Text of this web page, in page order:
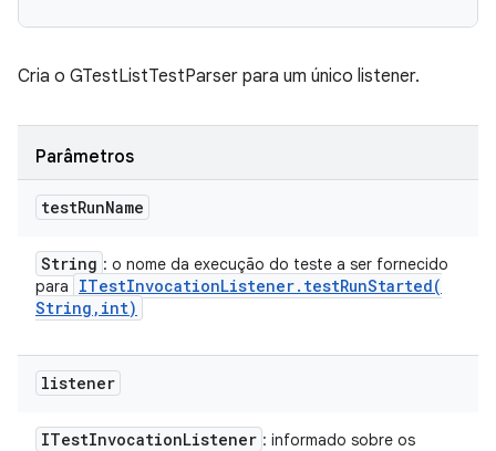
Cria o GTestListTestParser para um único listener.
Parâmetros
testRunName
String : o nome da execução do teste a ser fornecido
para
ITestInvocationListener. testRunStarted(
String , int)
listener
ITestInvocationListener : informado sobre os